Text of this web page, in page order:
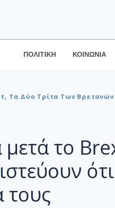
ΠΟΛΙΤΙΚΗ ΚΟΙΝΩΝΙΑ
Τα Δύο Τρίτα Των
μετά το
τους